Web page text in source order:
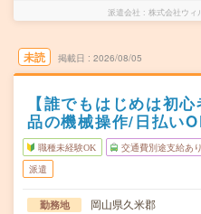
派遣会社 株式会社ウ
未読 掲載日 2026/08/05
【誰でもはじめは初
品の機械操作/日払い
職種未経験OK 交通費別途支給あり
派遣
勤務地 岡山県久米郡